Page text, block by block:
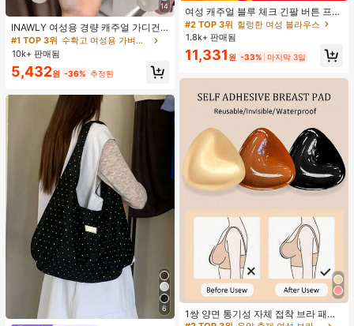
14
INAWLY 여성용 경량 캐주얼 가디건,
여름
#1 TOP 3위
수확고 여성용 가벼운 카디건
10k+ 판매됨
5,432원 -36% 추정된
6
여성 캐주얼 블루 체크 긴팔 버튼 프론
트 폴리에스터 셔츠, 레귤러 핏, 봄 의
류, 편안한 스타일
#2 TOP 3위 헐렁한 여성 블라우스
1.8k+ 판매됨
11,331 원 -33% 마지막 3일
1쌍 양면 통기성 자체 접착 브라 패드,
#2 TOP 3위
음악 축제 여성 브라 액세서리
거의 매진!